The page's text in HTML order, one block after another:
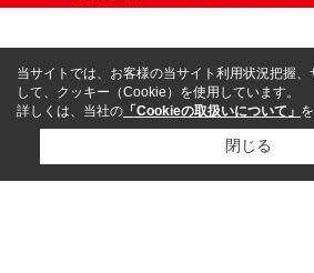
当サイトでは、お客様の当サイト利用状況把握、
して、クッキー（Cookie）を使用しています。
詳しくは、当社の 「Cookieの取扱いについて」
閉じる